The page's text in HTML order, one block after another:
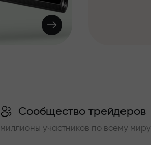
Сообщество трейдеров
миллионы участников по всему миру